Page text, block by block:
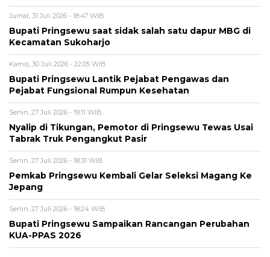
Jumat, 31 Juli 2026 - 18:47 WIB
Bupati Pringsewu saat sidak salah satu dapur MBG di
Kecamatan Sukoharjo
Kamis, 30 Juli 2026 - 22:05 WIB
Bupati Pringsewu Lantik Pejabat Pengawas dan
Pejabat Fungsional Rumpun Kesehatan
Senin, 27 Juli 2026 - 19:11 WIB
Nyalip di Tikungan, Pemotor di Pringsewu Tewas Usai
Tabrak Truk Pengangkut Pasir
Senin, 27 Juli 2026 - 18:31 WIB
Pemkab Pringsewu Kembali Gelar Seleksi Magang Ke
Jepang
Senin, 27 Juli 2026 - 18:24 WIB
Bupati Pringsewu Sampaikan Rancangan Perubahan
KUA-PPAS 2026